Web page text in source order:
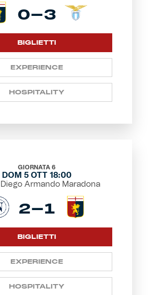
0-3
BIGLIETTI
EXPERIENCE
HOSPITALITY
GIORNATA 6
DOM 5 OTT 18:00
Armando Maradona
2-1
BIGLIETTI
EXPERIENCE
HOSPITALITY